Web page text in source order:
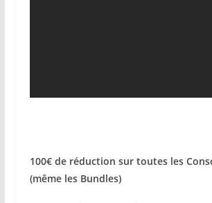
100€ de réduction sur toutes les
(même les Bundles)